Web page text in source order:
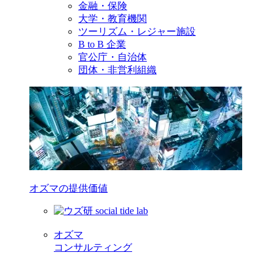
金融・保険
大学・教育機関
ツーリズム・レジャー施設
B to B 企業
官公庁・自治体
団体・非営利組織
オズマの提供価値
オズマ
コンサルティング